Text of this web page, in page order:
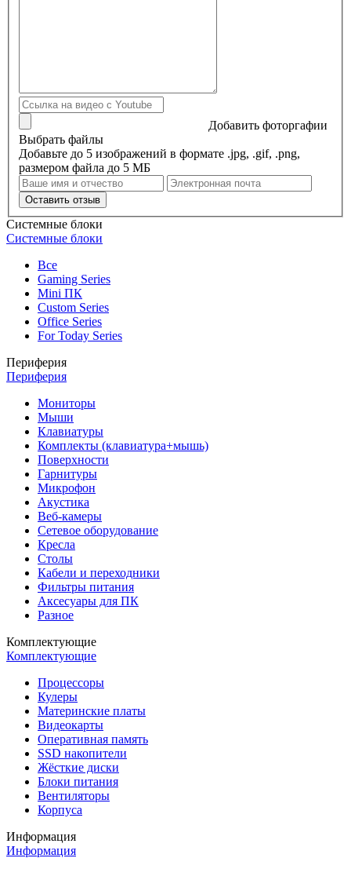
Добавить фоторгафии
Выбрать файлы
Добавьте до 5 изображений в формате .jpg, .gif, .png,
размером файла до 5 МБ
Оставить отзыв
Системные блоки
Системные блоки
Все
Gaming Series
Mini ПК
Custom Series
Office Series
For Today Series
Периферия
Периферия
Мониторы
Мыши
Клавиатуры
Комплекты (клавиатура+мышь)
Поверхности
Гарнитуры
Микрофон
Акустика
Веб-камеры
Сетевое оборудование
Кресла
Столы
Кабели и переходники
Фильтры питания
Аксесуары для ПК
Разное
Комплектующие
Комплектующие
Процессоры
Кулеры
Материнские платы
Видеокарты
Оперативная память
SSD накопители
Жёсткие диски
Блоки питания
Вентиляторы
Корпуса
Информация
Информация